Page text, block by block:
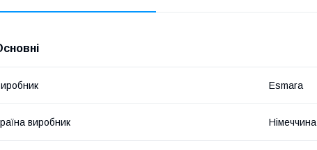
Esmara
виробник Німеччина